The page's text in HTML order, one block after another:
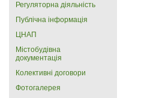
Регуляторна діяльність
Публічна інформація
ЦНАП
Містобудівна
документація
Колективні договори
Фотогалерея